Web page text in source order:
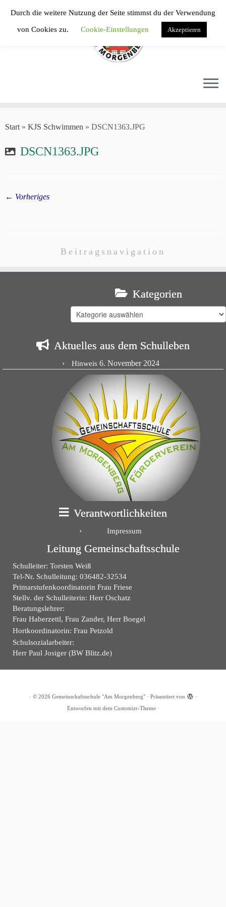
springen
Start » KJS Schwimmen » DSCN1363.JPG
DSCN1363.JPG
← Vorheriges
Beitragsnavigation
Kategorien
Kategorien
Aktuelles aus dem Schulleben
Hinweis 6. November 2024
Verantwortlichkeiten
Impressum
Leitung Gemeinschaftsschule
Schulleiter: Torsten Weiß
Tel-Nr. Schulleitung: 036482-32534
Primarstufenkoordinatorin Frau Friese
Stellv. der Schulleiterin: Herr Oschatz
Beratungslehrer:
Frau Haberzettl, Frau Zander, Herr Boegel
Hortkoordinatorin: Frau Petzold
Schulsozialarbeiter:
Herr Paul Josiger (BW Blitz.de)
· © 2026 Gemeinschaftsschule "Am Morgenberg"· Präsentiert von
·
Entworfen mit dem Customizr-Theme·
Durch die weitere Nutzung der Seite stimmst du der Verwendung
von Cookies zu. Cookie-Einstellungen Akzeptieren